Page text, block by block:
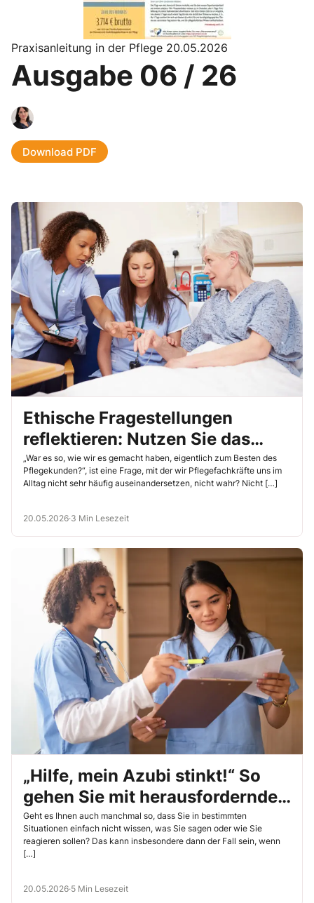
Praxisanleitung in der Pflege 20.05.2026
Ausgabe 06 / 26
Download PDF
Ethische Fragestellungen
reflektieren: Nutzen Sie das
Modell nach Johns!
„War es so, wie wir es gemacht haben, eigentlich zum Besten des
Pflegekunden?“, ist eine Frage, mit der wir Pflegefachkräfte uns im
Alltag nicht sehr häufig auseinandersetzen, nicht wahr? Nicht […]
20.05.2026·3 Min Lesezeit
„Hilfe, mein Azubi stinkt!“ So
gehen Sie mit herausfordernden
Situationen um
Geht es Ihnen auch manchmal so, dass Sie in bestimmten
Situationen einfach nicht wissen, was Sie sagen oder wie Sie
reagieren sollen? Das kann insbesondere dann der Fall sein, wenn
[…]
20.05.2026·5 Min Lesezeit